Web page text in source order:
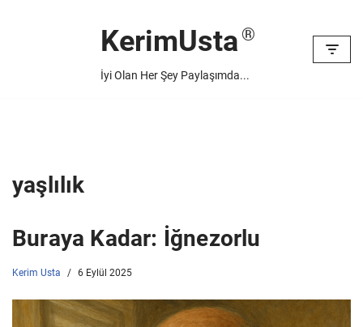
KerimUsta
İyi Olan Her Şey Paylaşımda...
yaşlılık
Buraya Kadar: İğnezorlu
Kerim Usta 6 Eylül 2025